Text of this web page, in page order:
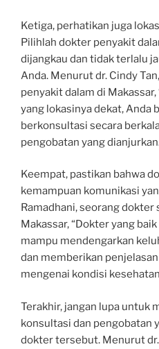
Ketiga, perhatikan juga
Pilihlah dokter penyakit
dijangkau dan tidak terlalu
Anda. Menurut dr. Cindy
penyakit dalam di
yang lokasinya dekat, Anda
berkonsultasi secara
pengobatan yang
Keempat, pastikan bahwa
kemampuan komunikasi
Ramadhani, seorang
Makassar, “Dokter yang
mampu mendengarkan
dan memberikan
mengenai kondisi
Terakhir, jangan lupa untuk
konsultasi dan pengobatan
dokter tersebut. Menurut